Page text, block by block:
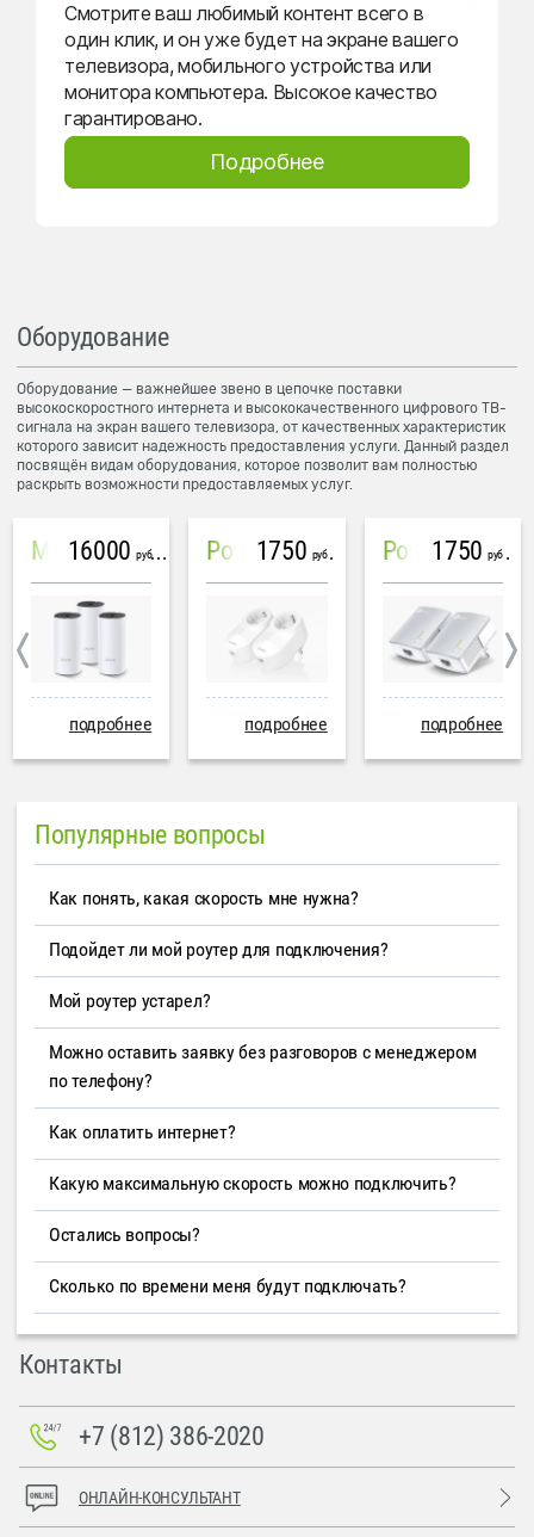
Смотрите ваш любимый контент всего в
один клик, и он уже будет на экране вашего
телевизора, мобильного устройства или
монитора компьютера. Высокое качество
гарантировано.
Подробнее
Оборудование
Оборудование — важнейшее звено в цепочке поставки
высокоскоростного интернета и высококачественного цифрового ТВ-
сигнала на экран вашего телевизора, от качественных характеристик
которого зависит надежность предоставления услуги. Данный раздел
посвящён видам оборудования, которое позволит вам полностью
раскрыть возможности предоставляемых услуг.
Mesh система TP-Link Deco M4 (3 устройства)
16000 руб
подробнее
PowerLine Tenda PH6
1750 руб
подробнее
PowerLine TP-Link AV600
1750 руб
подробнее
Популярные вопросы
Как понять, какая скорость мне нужна?
Подойдет ли мой роутер для подключения?
Мой роутер устарел?
Можно оставить заявку без разговоров с менеджером
по телефону?
Как оплатить интернет?
Какую максимальную скорость можно подключить?
Остались вопросы?
Сколько по времени меня будут подключать?
Контакты
+7 (812) 386-2020
ОНЛАЙН-КОНСУЛЬТАНТ